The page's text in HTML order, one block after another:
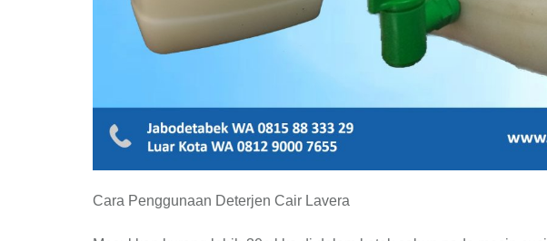
Cara Penggunaan Deterjen Cair Lavera